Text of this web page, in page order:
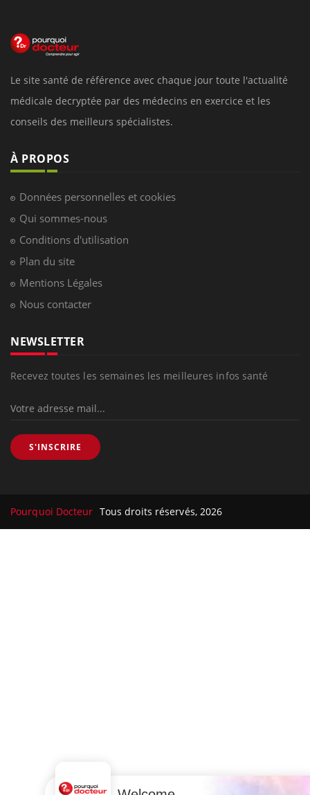
Le site santé de référence avec chaque jour toute l'actualité
médicale decryptée par des médecins en exercice et les
conseils des meilleurs spécialistes.
À PROPOS
Données personnelles et cookies
Qui sommes-nous
Conditions d'utilisation
Plan du site
Mentions Légales
Nous contacter
NEWSLETTER
Recevez toutes les semaines les meilleures infos santé
S'INSCRIRE
Pourquoi Docteur Tous droits réservés, 2026